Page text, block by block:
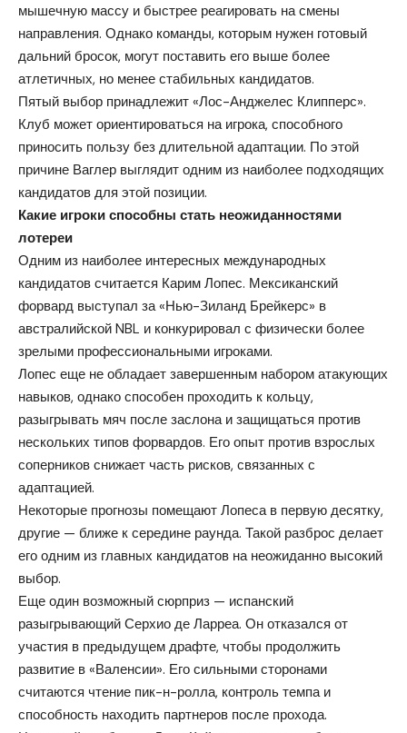
мышечную массу и быстрее реагировать на смены
направления. Однако команды, которым нужен готовый
дальний бросок, могут поставить его выше более
атлетичных, но менее стабильных кандидатов.
Пятый выбор принадлежит «Лос-Анджелес Клипперс».
Клуб может ориентироваться на игрока, способного
приносить пользу без длительной адаптации. По этой
причине Ваглер выглядит одним из наиболее подходящих
кандидатов для этой позиции.
Какие игроки способны стать неожиданностями
лотереи
Одним из наиболее интересных международных
кандидатов считается Карим Лопес. Мексиканский
форвард выступал за «Нью-Зиланд Брейкерс» в
австралийской NBL и конкурировал с физически более
зрелыми профессиональными игроками.
Лопес еще не обладает завершенным набором атакующих
навыков, однако способен проходить к кольцу,
разыгрывать мяч после заслона и защищаться против
нескольких типов форвардов. Его опыт против взрослых
соперников снижает часть рисков, связанных с
адаптацией.
Некоторые прогнозы помещают Лопеса в первую десятку,
другие — ближе к середине раунда. Такой разброс делает
его одним из главных кандидатов на неожиданно высокий
выбор.
Еще один возможный сюрприз — испанский
разыгрывающий Серхио де Ларреа. Он отказался от
участия в предыдущем драфте, чтобы продолжить
развитие в «Валенсии». Его сильными сторонами
считаются чтение пик-н-ролла, контроль темпа и
способность находить партнеров после прохода.